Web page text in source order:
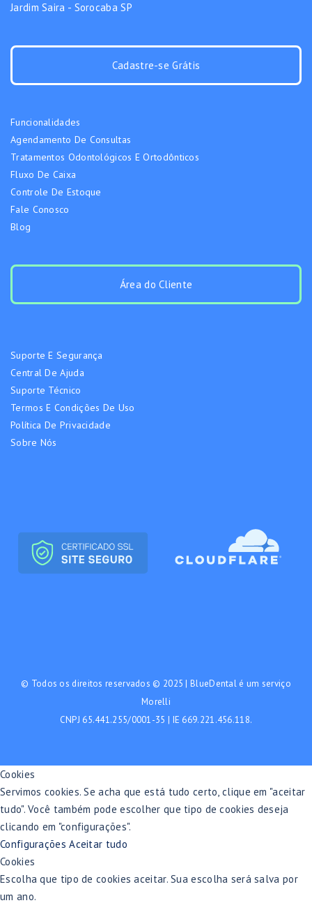
Jardim Saira - Sorocaba SP
Cadastre-se Grátis
Funcionalidades
Agendamento De Consultas
Tratamentos Odontológicos E Ortodônticos
Fluxo De Caixa
Controle De Estoque
Fale Conosco
Blog
Área do Cliente
Suporte E Segurança
Central De Ajuda
Suporte Técnico
Termos E Condições De Uso
Política De Privacidade
Sobre Nós
© Todos os direitos reservados © 2025 | BlueDental é um serviço
Morelli
CNPJ 65.441.255/0001-35 | IE 669.221.456.118.
Cookies
Servimos cookies. Se acha que está tudo certo, clique em "aceitar
tudo". Você também pode escolher que tipo de cookies deseja
clicando em "configurações".
ConfiguraçõesAceitar tudo
Cookies
Escolha que tipo de cookies aceitar. Sua escolha será salva por
um ano.